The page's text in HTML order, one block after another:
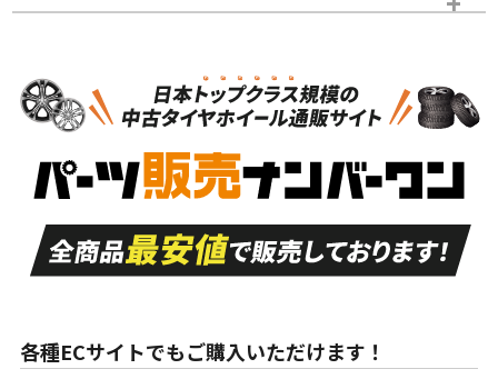
S
品）
S
新車外し品（新古
付き
A
走行距離も少なく、
目立つ傷もほとんど
ない中古品
A
走行距離も少なく、
非常に状態の良い中
古品
な中古品
んどない中古品
スタッドレスタイヤホイールセット
各種ECサイトでもご購入いただけます！